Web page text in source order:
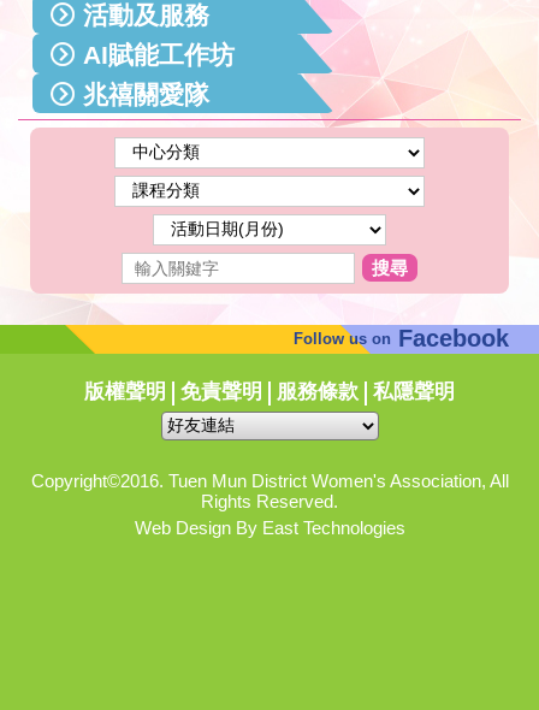
活動及服務
AI賦能工作坊
兆禧關愛隊
搜尋
Follow us on Facebook
版權聲明 免責聲明 服務條款 私隱聲明
Copyright©2016. Tuen Mun District Women's Association, All
Rights Reserved.
Web Design By East Technologies